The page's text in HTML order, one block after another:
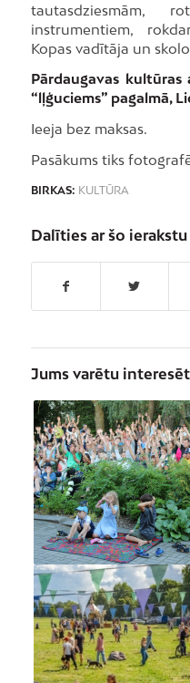
tautasdziesmām,
instrumentiem,
Kopas vadītāja un
Pārdaugavas
“lļģuciems” pagalmā,
Ieeja bez maksas.
Pasākums tiks
BIRKAS: KULTŪRA
Dalīties ar šo ierakstu
Jums varētu